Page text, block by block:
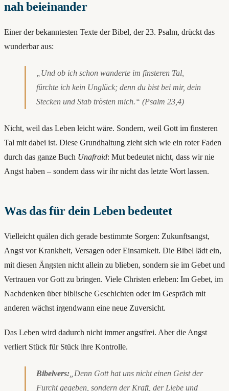
nah beieinander
Einer der bekanntesten Texte der Bibel, der 23. Psalm, drückt das
wunderbar aus:
„Und ob ich schon wanderte im finsteren Tal,
fürchte ich kein Unglück; denn du bist bei mir, dein
Stecken und Stab trösten mich.“ (Psalm 23,4)
Nicht, weil das Leben leicht wäre. Sondern, weil Gott im finsteren
Tal mit dabei ist. Diese Grundhaltung zieht sich wie ein roter Faden
durch das ganze Buch Unafraid: Mut bedeutet nicht, dass wir nie
Angst haben – sondern dass wir ihr nicht das letzte Wort lassen.
Was das für dein Leben bedeutet
Vielleicht quälen dich gerade bestimmte Sorgen: Zukunftsangst,
Angst vor Krankheit, Versagen oder Einsamkeit. Die Bibel lädt ein,
mit diesen Ängsten nicht allein zu blieben, sondern sie im Gebet und
Vertrauen vor Gott zu bringen. Viele Christen erleben: Im Gebet, im
Nachdenken über biblische Geschichten oder im Gespräch mit
anderen wächst irgendwann eine neue Zuversicht.
Das Leben wird dadurch nicht immer angstfrei. Aber die Angst
verliert Stück für Stück ihre Kontrolle.
Bibelvers: „Denn Gott hat uns nicht einen Geist der
Furcht gegeben, sondern der Kraft, der Liebe und